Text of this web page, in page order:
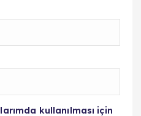
kullanılması için